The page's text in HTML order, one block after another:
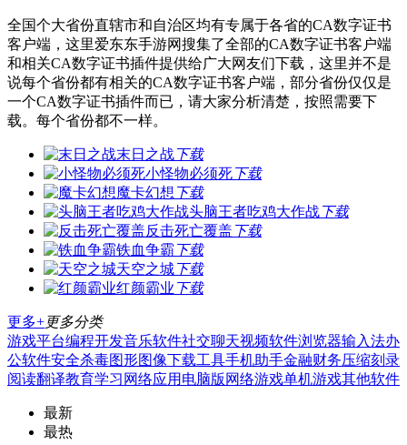
全国个大省份直辖市和自治区均有专属于各省的CA数字证书
客户端，这里爱东东手游网搜集了全部的CA数字证书客户端
和相关CA数字证书插件提供给广大网友们下载，这里并不是
说每个省份都有相关的CA数字证书客户端，部分省份仅仅是
一个CA数字证书插件而已，请大家分析清楚，按照需要下
载。每个省份都不一样。
末日之战下载
小怪物必须死下载
魔卡幻想 下载
头脑王者吃鸡大作战下载
反击死亡覆盖 下载
铁血争霸 下载
天空之城下载
红颜霸业 下载
更多+更多分类
游戏平台编程开发音乐软件社交聊天视频软件浏览器输入法办
公软件安全杀毒图形图像下载工具手机助手金融财务压缩刻录
阅读翻译教育学习 网络应用 电脑版 网络游戏单机游戏其他软件
最新
最热